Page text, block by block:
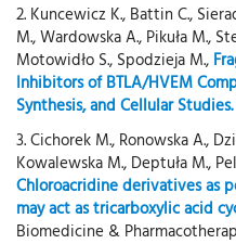
2. Kuncewicz K., Battin C.,
M., Wardowska A., Pikuła M.,
Motowidło S., Spodzieja M.,
Inhibitors of BTLA/HVEM
Synthesis, and Cellular Studies.
3. Cichorek M., Ronowska A.,
Kowalewska M., Deptuła M.,
Chloroacridine derivatives as
may act as tricarboxylic acid
Biomedicine &